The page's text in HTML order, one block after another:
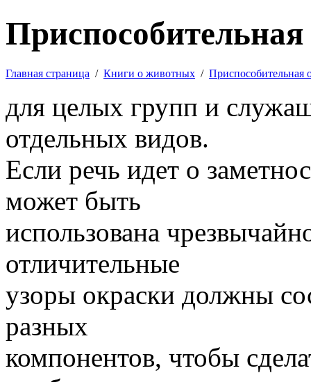
Главная страница / Книги о животных / Приспособительная
для целых групп и
отдельных видов.
Если речь идет о
может быть
использована
отличительные
узоры окраски должны
разных
компонентов, чтобы